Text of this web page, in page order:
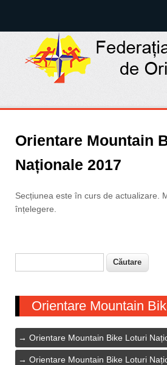
Orientare Mountain
Naționale 2017
Secțiunea este în curs de actualizare.
înțelegere.
Formular de căutare
Orientare Mountain
Orientare Mountain Bike Loturi
Orientare Mountain Bike Loturi